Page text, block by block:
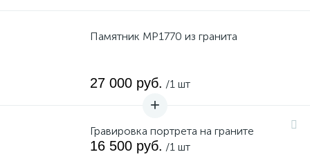
Памятник MP1770 из гранита
27 000 руб. /1 шт
Гравировка портрета на граните
16 500 руб. /1 шт